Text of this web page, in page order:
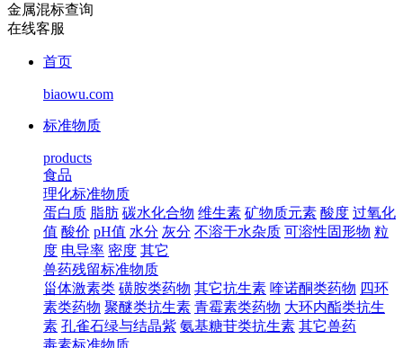
金属混标查询
在线客服
首页
biaowu.com
标准物质
products
食品
理化标准物质
蛋白质 脂肪 碳水化合物 维生素 矿物质元素 酸度 过氧化
值 酸价 pH值 水分 灰分 不溶于水杂质 可溶性固形物 粒
度 电导率 密度 其它
兽药残留标准物质
甾体激素类 磺胺类药物 其它抗生素 喹诺酮类药物 四环
素类药物 聚醚类抗生素 青霉素类药物 大环内酯类抗生
素 孔雀石绿与结晶紫 氨基糖苷类抗生素 其它兽药
毒素标准物质